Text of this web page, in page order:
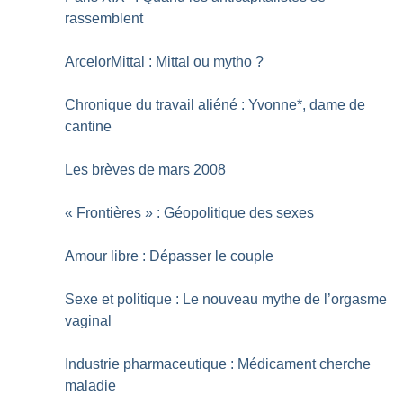
rassemblent
ArcelorMittal : Mittal ou mytho ?
Chronique du travail aliéné : Yvonne*, dame de
cantine
Les brèves de mars 2008
« Frontières » : Géopolitique des sexes
Amour libre : Dépasser le couple
Sexe et politique : Le nouveau mythe de l’orgasme
vaginal
Industrie pharmaceutique : Médicament cherche
maladie